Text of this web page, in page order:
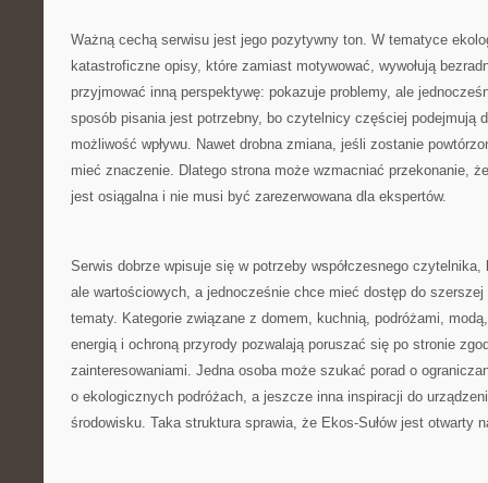
Ważną cechą serwisu jest jego pozytywny ton. W tematyce
katastroficzne opisy, które zamiast motywować, wywołują
przyjmować inną perspektywę: pokazuje problemy, ale
sposób pisania jest potrzebny, bo czytelnicy częściej podejmują
możliwość wpływu. Nawet drobna zmiana, jeśli zostanie
mieć znaczenie. Dlatego strona może wzmacniać przekonanie,
jest osiągalna i nie musi być zarezerwowana dla ekspertów.
Serwis dobrze wpisuje się w potrzeby współczesnego
ale wartościowych, a jednocześnie chce mieć dostęp do szerszej
tematy. Kategorie związane z domem, kuchnią, podróżami,
energią i ochroną przyrody pozwalają poruszać się po stronie
zainteresowaniami. Jedna osoba może szukać porad o
o ekologicznych podróżach, a jeszcze inna inspiracji do
środowisku. Taka struktura sprawia, że Ekos-Sułów jest otwarty